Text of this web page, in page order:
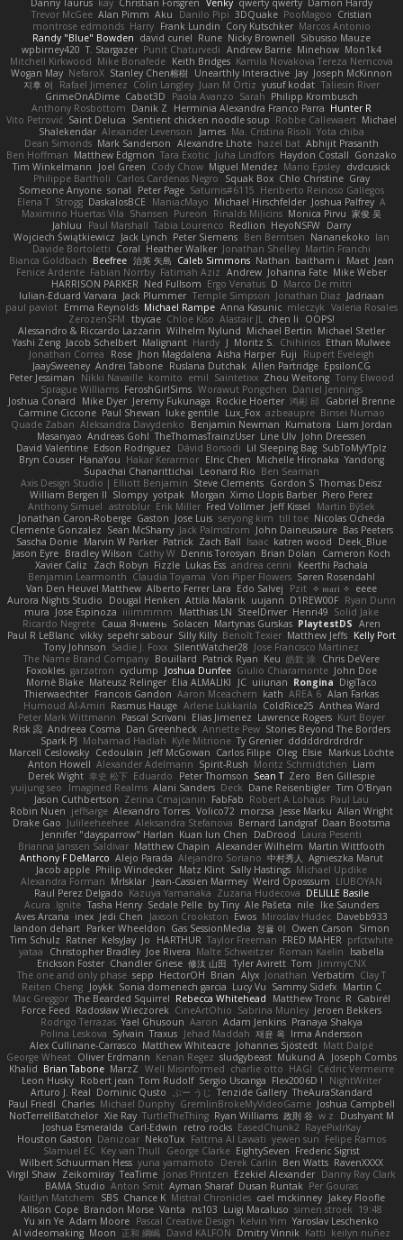
Danny Taurus kay Christian Forsgren Venky qwerty qwerty Damon Hardy
Trevor McGee Alan Pimm Aku Danilo Pipi 3DQuake PooMagoo Cristian
montrose edmonds Harry Frank Lundin Cory Kutschker Marcos Antonio
Randy "Blue" Bowden david curiel Rune Nicky Brownell Sibusiso Mauze
wpbirney420 T. Stargazer Punit Chaturvedi Andrew Barrie Minehow Mon1k4
Mitchell Kirkwood Mike Bonafede Keith Bridges Kamila Novakova Tereza Nemcova
Wogan May NefaroX Stanley Chen榕樹 Unearthly Interactive Jay Joseph McKinnon
지후 이
Rafael Jimenez Colin Langley Juan M Ortiz yusuf kodat Taliesin River
GrimeOnADime Cabot3D Paola Avanzo Sarah Philipp Krombusch
Anthony Rosbottom Danik Z Herminia Alexandra Franco Parra Hunter R
Vito Petrović Saint Deluca Sentient chicken noodle soup Robbe Callewaert Michael
Shalekendar Alexander Levenson James Ma. Cristina Risoli Yota chiba
Dean Simonds Mark Sanderson Alexandre Lhote hazel bat Abhijit Prasanth
Ben Hoffman Matthew Edgmon Tara Exotic Juha Lindfors Haydon Costall Gonzako
Tim Winkelmann
Joel Green Cody Chow Miguel Mendez Mario Epsley dvdcusick
Philippe Bartholi Carlos Cardenas Negro Squak Box Chlo Christine Gray
Someone Anyone sonal Peter Page Saturnis#6115 Heriberto Reinoso Gallegos
Elena T Strogg DaskalosBCE ManiacMayo Michael Hirschfelder Joshua Palfrey A
Maximino Huertas Vila Shansen Pureon Rinalds Miļicins Monica Pirvu 家俊 吴
Jahluu
Paul Marshall Tabia Lourenco Redlion HeyoNSFW Darry
Wojciech Świątkiewicz Jack Lynch Peter Siemens Ben Berntsen Nananekoko Ian
Davide Bortoletti Coral Heather Walker Jonathan Shelley Martín Franchi
Bianca Goldbach Beefree 治英 矢島 Caleb Simmons Nathan baitham i Maet Jean
Fenice Ardente Fabian Norrby Fatimah Aziz Andrew Johanna Fate Mike Weber
HARRISON PARKER Ned Fullsom Ergo Venatus D Marco De mitri
Iulian-Eduard Varvara Jack Plummer Temple Simpson Jonathan Diaz Jadriaan
paul paviot Emma Reynolds Michael Rampe Anna Kasunic mleczyk Valeria Rosales
ZerozenSFM tbycae Chloe Kiso Alastair JL chen li
OOPS!
Alessandro & Riccardo Lazzarin Wilhelm Nylund Michael Bertin Michael Stetler
Yashi Zeng Jacob Schelbert Malignant Hardy J Moritz S. Chihirios Ethan Mulwee
Jonathan Correa
Rose Jhon Magdalena Aisha Harper Fuji
Rupert Eveleigh
JaaySweeney Andrei Tabone Ruslana Dutchak Allen Partridge EpsilonCG
Peter Jessiman
Nikki Navaille komito emil Saintetixx Zhou Weitong Tony Elwood
Sprague Williams FeroshGirlSims Worawut Pongchen Daniel Jennings
Joshua Conard
Mike Dyer Jeremy Fukunaga Rockie Hoerter 鸿彬 邱 Gabriel Brenne
Carmine Ciccone Paul Shewan luke gentile Lux_Fox azbeaupre Binsei Numao
Quade Zaban Aleksandra Davydenko Benjamin Newman Kumatora Liam Jordan
Masanyao Andreas Gohl TheThomasTrainzUser Line Ulv John Dreessen
David Valentine Edson Rodriguez Dávid Borsodi Lil Sleeping Bag SubToMyYTplz
Bryn Couser HanaYou Hakar Kerarmor Elric Chen Michelle Hironaka Yandong
Supachai Chanarittichai
Leonard Rio Ben Seaman
Axis Design Studio | Elliott Benjamin Steve Clements Gordon S Thomas Deisz
William Bergen II Slompy yotpak Morgan Ximo Llopis Barber Piero Perez
Anthony Simuel astroblur Erik Miller Fred Vollmer Jeff Kissel
Martin Býšek
Jonathan Caron-Roberge Gaston Jose Luis seryong kim till toe Nicolas Ocheda
Clemente Gonzalez Sean McSharry Jack Palmstrom John Daineusaure Bas Peeters
Sascha Donie Marvin W Parker Patrick Zach Ball Isaac katren wood
Deek_Blue
Jason Eyre Bradley Wilson Cathy W Dennis Torosyan Brian Dolan
Cameron Koch
Xavier Caliz
Zach Robyn Fizzle Lukas Ess andrea cerini
Keerthi Pachala
Benjamin Learmonth Claudia Toyama Von Piper Flowers Søren Rosendahl
Van Den Heuvel Matthew Alberto Ferrer Lara Edo Salvej Pzit ✧ 𝔪𝔞𝔯𝔦 ✧ eeee
Aurora Nights Studio
Dougal Henken Attila Malarik uujann D1REW00F Ryan Dunn
mura Jose Espinoza iiiimmmm Matthias LN SteelDriver Henri49 Solid Jake
Ricardo Negrete Саша Ячмень Solacen Martynas Gurskas PlaytestDS Aren
Paul R LeBlanc vikky sepehr sabour Silly Killy Benoît Texier Matthew Jeffs Kelly Port
Tony Johnson Sadie J. Foxx SilentWatcher28 Jose Francisco Martinez
The Name Brand Company Bouillard Patrick Ryan Keu 皓欽 涂 Chris DeVere
Foxokles garzatron cyclump Joshua Dunfee Giulio Chiaramonte John Doe
Mornè Blake Mateusz Relinger Elia ALMALIKI JC uiiunan Rongina DigiTaco
Thierwaechter Francois Gandon Aaron Mceachern kath AREA 6 Alan Farkas
Humoud Al-Amiri Rasmus Hauge Arlene Lukkarila ColdRice25 Anthea Ward
Peter Mark Wittmann Pascal Scrivani Elias Jimenez Lawrence Rogers Kurt Boyer
Risk 📀 Andreea Cosma Dan Greenheck Annette Pew Stories Beyond The Borders
Spark PJ Mohamad Hadlah Kyle Mitrione Ty Grenier dddddrdrdrdrdr
Marcell Ceslowsky Cedoulain Jeff McGowan Carlos Filipe Oleg Elsie Markus Löchte
Anton Howell Alexander Adelmann Spirit-Rush Moritz Schmidtchen Liam
Derek Wight 幸史 松下 Eduardo Peter Thomson Sean T Zero Ben Gillespie
yuijung seo
Imagined Realms Alani Sanders Deck Dane Reisenbigler Tim O'Bryan
Jason Cuthbertson Zerina Cmajcanin FabFab Robert A Lohaus Paul Lau
Robin Nuen jeffsarge Alexandro Torres Volico72 morzsa Jesse Marku Allan Wright
Drake Gao Julileeheehee Aleksandra Stefanova Bernard Landgraf Daan Bootsma
Jennifer "daysparrow" Harlan Kuan lun Chen DaDrood Laura Pesenti
Brianna Janssen Saldivar Matthew Chapin Alexander Wilhelm Martin Wittfooth
Anthony F DeMarco Alejo Parada Alejandro Soriano 中村秀人
Agnieszka Marut
Jacob apple Philip Windecker Matz Klint Sally Hastings Michael Updike
Alexandra Forman MrIsklar Jean-Cassien Marmey Weird Oposssum LIUBOYAN
Raul Perez Delgado Kazuya Yamanaka Zuzana Hudecova DELILLE Basile
Acura .Ignite Tasha Henry Sedale Pelle by Tiny Ale Pašeta nile Ike Saunders
Aves Arcana inex Jedi Chen Jaxson Crookston Ewos Miroslav Hudec Davebb933
landon dehart Parker Wheeldon Gas SessionMedia 정율 이 Owen Carson
Simon
Tim Schulz Ratner KelsyJay Jo HARTHUR Taylor Freeman FRED MAHER prfctwhite
yataa
Christopher Bradley Joe Rivera Malte Schweitzer Roman Kaelin
Isabella
Erickson Foster Chandler Griese 修汰 山田 Tyler Avirett Tom JimmyCNX
The one and only phase sepp HectorOH Brian Alyx Jonathan Verbatim Clay T
Reiten Cheng Joykk Sonia domenech garcia Lucy Vu Sammy Sidefx Martin C
Mac Greggor The Bearded Squirrel Rebecca Whitehead Matthew Tronc R Gabirél
Force Feed Radosław Wieczorek CineArtOhio Sabrina Munley Jeroen Bekkers
Rodrigo Terrazas Yael Ghusoun Aaron Adam Jenkins Pranaya Shakya
Polina Leskova Sylvain Traxus Jehad Maddah 재윤 옥 Irma Andersson
Alex Cullinane-Carrasco Matthew Whiteacre Johannes Sjöstedt Matt Dalpé
George Wheat Oliver Erdmann Kenan Regez sludgybeast Mukund A Joseph Combs
Khalid Brian Tabone MarzZ Well Misinformed charlie otto HAGI Cédric Vermeirre
Leon Husky Robert jean Tom Rudolf Sergio Uscanga Flex2006D !
NightWriter
Arturo J. Real Dominic Qusto ぶー うじ Tenzide Gallery TheAuraStandard
Paul Friedl Charles Michael Dunphy GremlinBrokeMyVideoGame Joshua Campbell
NotTerrellBatchelor Xie Ray TurtleTheThing Ryan Williams 政則 谷 w z
Dushyant M
Joshua Esmeralda Carl-Edwin retro rocks EasedChunk2 RayePixlrKay
Houston Gaston Danizoar NekoTux Fattma Al Lawati yewen sun Felipe Ramos
Slamuel EC Key van Thull George Clarke EightySeven Frederic Sigrist
Wilbert Schuurman Hess yuna yamamoto Derek Carlin Ben Watts RavenXXXX
Virgil Shaw Zeikomiray TeaTime Jonas Printzen Ezekiel Alexander Danny Ray Clark
BAMA Studio Anton Smit Ayman Sharaf Dusan Runtak Per Gouras
Kaitlyn Matchem
SBS Chance K Mistral Chronicles cael mckinney Jakey Floofle
Allison Cope Brandon Morse Vanta ns103 Luigi Macaluso simen stroek 19:48
Yu xin Ye Adam Moore Pascal Creative Design Kelvin Yim Yaroslav Leschenko
AI videomaking Moon 正和 綱嶋 David KALFON Dmitry Vinnik Katti keilyn nuñez